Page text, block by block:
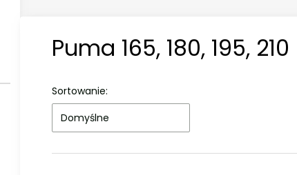
Puma 165, 180, 195, 210
Sortowanie:
Domyślne